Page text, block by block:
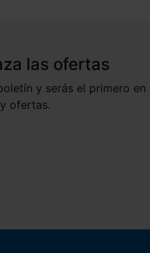
las ofertas
y serás el primero en
ofertas.